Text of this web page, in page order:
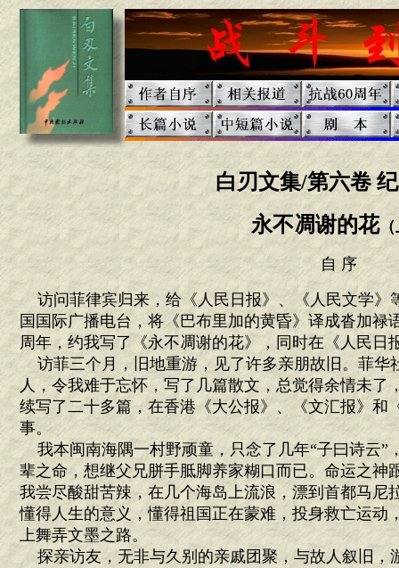
白刃文集/第六卷
永不凋谢的花（
自 序
访问菲律宾归来，给《人民日报》、《人民文学》
国国际广播电台，将《巴布里加的黄昏》译成沓加禄
周年，约我写了《永不凋谢的花》，同时在《人民日
访菲三个月，旧地重游，见了许多亲朋故旧。菲华
人，令我难于忘怀，写了几篇散文，总觉得余情未了
续写了二十多篇，在香港《大公报》、《文汇报》和
事。
我本闽南海隅一村野顽童，只念了几年“子曰诗云”
辈之命，想继父兄胼手胝脚养家糊口而已。命运之神
我尝尽酸甜苦辣，在几个海岛上流浪，漂到首都马尼
懂得人生的意义，懂得祖国正在蒙难，投身救亡运动
上舞弄文墨之路。
探亲访友，无非与久别的亲戚团聚，与故人叙旧，